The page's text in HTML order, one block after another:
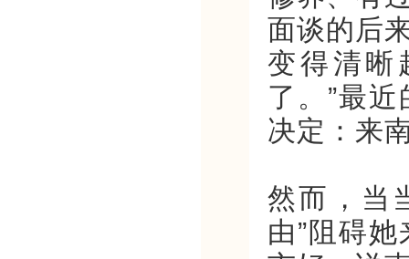
面谈的后
变得清晰
了。”最
决定：来
然而，当
由”阻碍